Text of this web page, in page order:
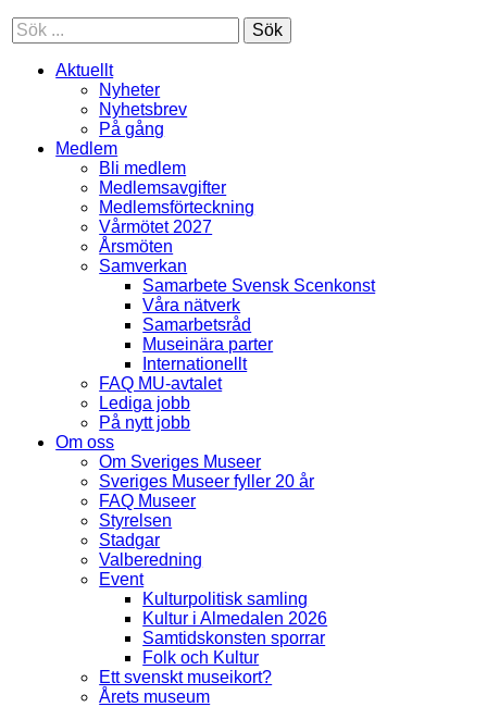
Sök
Aktuellt
Nyheter
Nyhetsbrev
På gång
Medlem
Bli medlem
Medlemsavgifter
Medlemsförteckning
Vårmötet 2027
Årsmöten
Samverkan
Samarbete Svensk Scenkonst
Våra nätverk
Samarbetsråd
Museinära parter
Internationellt
FAQ MU-avtalet
Lediga jobb
På nytt jobb
Om oss
Om Sveriges Museer
Sveriges Museer fyller 20 år
FAQ Museer
Styrelsen
Stadgar
Valberedning
Event
Kulturpolitisk samling
Kultur i Almedalen 2026
Samtidskonsten sporrar
Folk och Kultur
Ett svenskt museikort?
Årets museum